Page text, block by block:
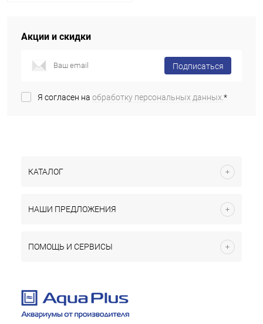
Акции и скидки
Подписаться
Я согласен на обработку персональных данных.*
КАТАЛОГ
НАШИ ПРЕДЛОЖЕНИЯ
ПОМОЩЬ И СЕРВИСЫ